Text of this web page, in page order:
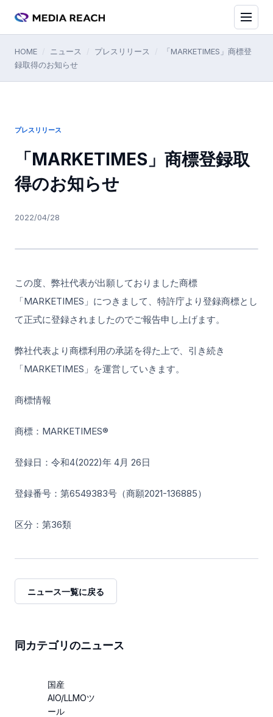
HOME ニュース プレスリリース
「MARKETIMES」商標登
録取得のお知らせ
プレスリリース
「MARKETIMES」商標登録取
得のお知らせ
2022/04/28
この度、弊社代表が出願しておりました商標
「MARKETIMES」につきまして、特許庁より登録商標とし
て正式に登録されましたのでご報告申し上げます。
弊社代表より商標利用の承諾を得た上で、引き続き
「MARKETIMES」を運営していきます。
商標情報
商標：MARKETIMES®
登録日：令和4(2022)年 4月 26日
登録番号：第6549383号（商願2021-136885）
区分：第36類
ニュース一覧に戻る
同カテゴリのニュース
国産
AIO/LLMOツ
ール